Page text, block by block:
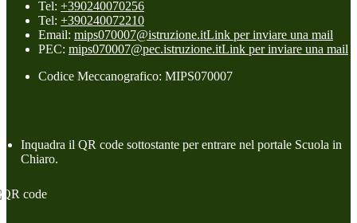
Tel: +390240070256
Tel: +390240072210
Email: mips070007@istruzione.itLink per inviare una mail
PEC: mips070007@pec.istruzione.itLink per inviare una mail
Codice Meccanografico: MIPS070007
Inquadra il QR code sottostante per entrare nel portale Scuola in
Chiaro.